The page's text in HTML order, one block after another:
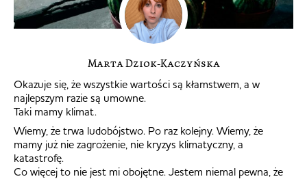
Marta Dziok-Kaczyńska
Okazuje się, że wszystkie wartości są kłamstwem, a w
najlepszym razie są umowne.
Taki mamy klimat.
Wiemy, że trwa ludobójstwo. Po raz kolejny. Wiemy, że
mamy już nie zagrożenie, nie kryzys klimatyczny, a
katastrofę.
Co więcej to nie jest mi obojętne. Jestem niemal pewna, że